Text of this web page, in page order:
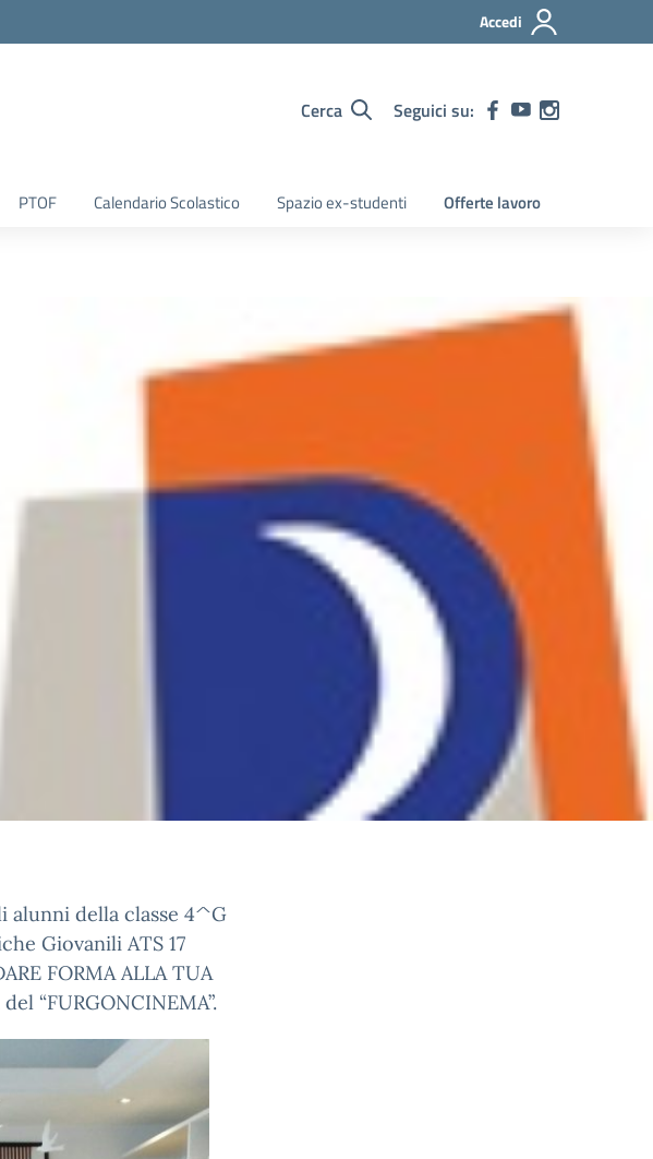
Accedi
Cerca Seguici su:
PTOF Calendario Scolastico Spazio ex-studenti Offerte lavoro
alunni della classe 4^G
Giovanili ATS 17
FORMA ALLA TUA
“FURGONCINEMA”.